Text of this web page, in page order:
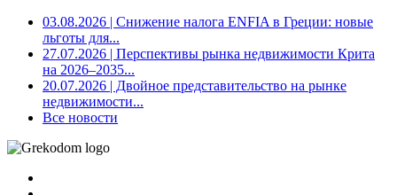
03.08.2026 | Снижение налога ENFIA в Греции: новые
льготы для...
27.07.2026 | Перспективы рынка недвижимости Крита
на 2026–2035...
20.07.2026 | Двойное представительство на рынке
недвижимости...
Все новости